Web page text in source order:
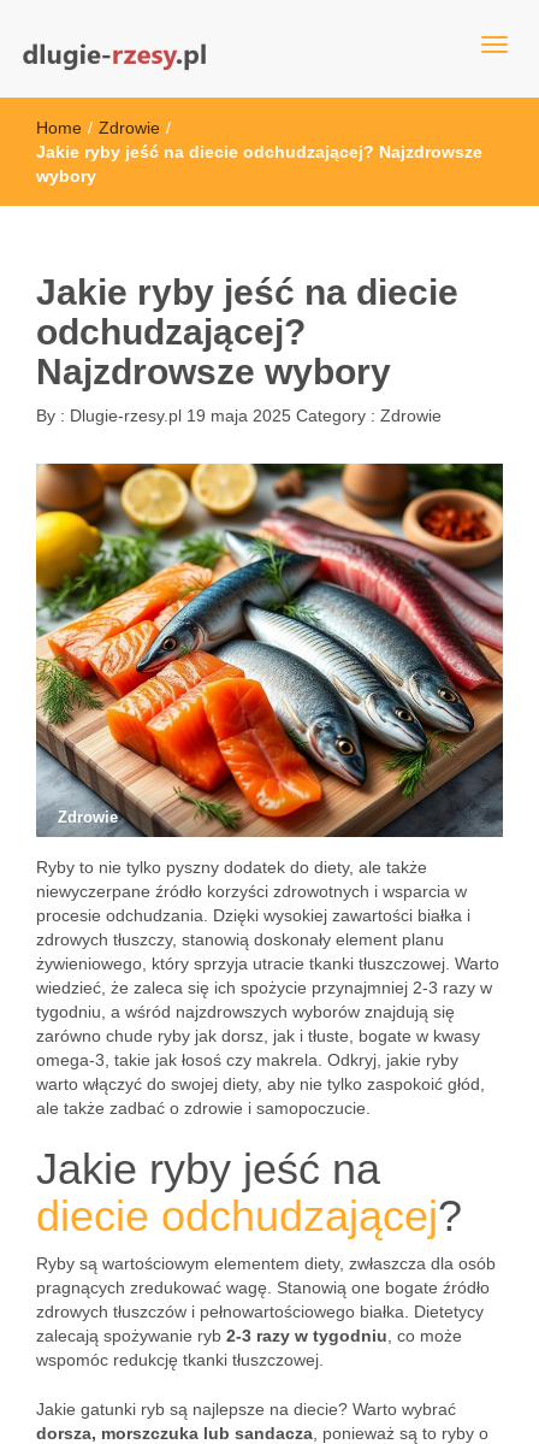
dlugie-rzesy.pl
Home / Zdrowie /
Jakie ryby jeść na diecie odchudzającej? Najzdrowsze
wybory
Jakie ryby jeść na diecie
odchudzającej?
Najzdrowsze wybory
By : Dlugie-rzesy.pl 19 maja 2025 Category : Zdrowie
Zdrowie
Ryby to nie tylko pyszny dodatek do diety, ale także
niewyczerpane źródło korzyści zdrowotnych i wsparcia w
procesie odchudzania. Dzięki wysokiej zawartości białka i
zdrowych tłuszczy, stanowią doskonały element planu
żywieniowego, który sprzyja utracie tkanki tłuszczowej. Warto
wiedzieć, że zaleca się ich spożycie przynajmniej 2-3 razy w
tygodniu, a wśród najzdrowszych wyborów znajdują się
zarówno chude ryby jak dorsz, jak i tłuste, bogate w kwasy
omega-3, takie jak łosoś czy makrela. Odkryj, jakie ryby
warto włączyć do swojej diety, aby nie tylko zaspokoić głód,
ale także zadbać o zdrowie i samopoczucie.
Jakie ryby jeść na
diecie odchudzającej?
Ryby są wartościowym elementem diety, zwłaszcza dla osób
pragnących zredukować wagę. Stanowią one bogate źródło
zdrowych tłuszczów i pełnowartościowego białka. Dietetycy
zalecają spożywanie ryb 2-3 razy w tygodniu , co może
wspomóc redukcję tkanki tłuszczowej.
Jakie gatunki ryb są najlepsze na diecie? Warto wybrać
dorsza, morszczuka lub sandacza , ponieważ są to ryby o